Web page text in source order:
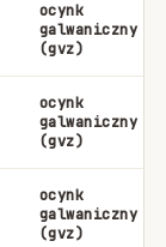
ocynk
galwaniczny
(gvz)
ocynk
galwaniczny
(gvz)
ocynk
galwaniczny
(gvz)